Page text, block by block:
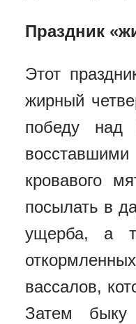
Праздник
Этот
жирный
победу над
кровавого
посылать в
ущерба, а
вассалов,
Затем быку